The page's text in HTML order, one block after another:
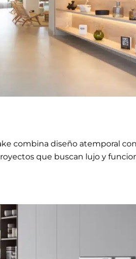
combina diseño atemporal
que buscan lujo y